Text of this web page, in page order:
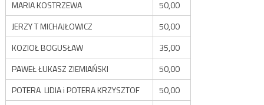
MARIA KOSTRZEWA
50,00
JERZY T MICHAJŁOWICZ
50,00
KOZIOŁ BOGUSŁAW
35,00
PAWEŁ ŁUKASZ ZIEMIAŃSKI
50,00
POTERA LIDIA i POTERA KRZYSZTOF
50,00